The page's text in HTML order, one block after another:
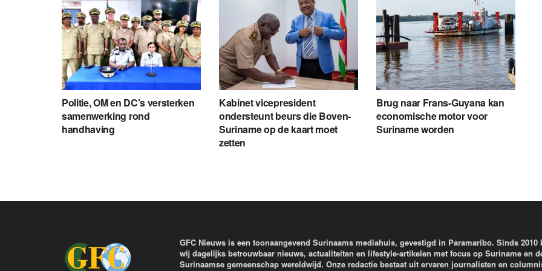
Politie, OM en DC’s versterken
samenwerking rond
handhaving
Kabinet vicepresident
ondersteunt beurs die Boven-
Suriname op de kaart moet
zetten
Brug naar Frans-Guyana kan
economische motor voor
Suriname worden
GFC Nieuws is een toonaangevend Surinaams mediahuis, gevestigd in Paramaribo. Sinds 2010
wij dagelijks betrouwbaar nieuws, actualiteiten en lifestyle-artikelen met focus op Suriname en
Surinaamse gemeenschap wereldwijd. Onze redactie bestaat uit ervaren journalisten en